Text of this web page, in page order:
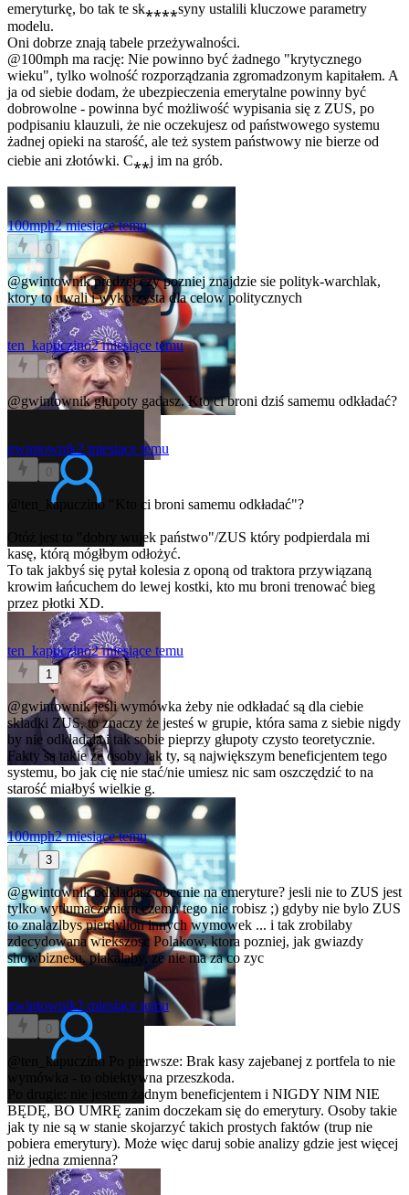
emeryturkę, bo tak te sk⁎⁎⁎⁎syny ustalili kluczowe parametry
modelu.
Oni dobrze znają tabele przeżywalności.
@100mph ma rację: Nie powinno być żadnego "krytycznego
wieku", tylko wolność rozporządzania zgromadzonym kapitałem. A
ja od siebie dodam, że ubezpieczenia emerytalne powinny być
dobrowolne - powinna być możliwość wypisania się z ZUS, po
podpisaniu klauzuli, że nie oczekujesz od państwowego systemu
żadnej opieki na starość, ale też system państwowy nie bierze od
ciebie ani złotówki. C⁎⁎j im na grób.
100mph2 miesiące temu
0
@gwintownikpredzej czy pozniej znajdzie sie polityk-warchlak,
ktory to uwali i wykorzysta dla celow politycznych
ten_kapuczino2 miesiące temu
0
@gwintownikgłupoty gadasz. Kto ci broni dziś samemu odkładać?
gwintownik2 miesiące temu
0
@ten_kapuczino "Kto ci broni samemu odkładać"?
Otóż jest to "dobry wujek państwo"/ZUS który podpierdala mi
kasę, którą mógłbym odłożyć.
To tak jakbyś się pytał kolesia z oponą od traktora przywiązaną
krowim łańcuchem do lewej kostki, kto mu broni trenować bieg
przez płotki XD.
ten_kapuczino2 miesiące temu
1
@gwintownikjeśli wymówka żeby nie odkładać są dla ciebie
skladki ZUS, to znaczy że jesteś w grupie, która sama z siebie nigdy
by nie odkładała i tak sobie pieprzy głupoty czysto teoretycznie.
Fakty są takie że osoby jak ty, są największym beneficjentem tego
systemu, bo jak cię nie stać/nie umiesz nic sam oszczędzić to na
starość miałbyś wielkie g.
100mph2 miesiące temu
3
@gwintownikodkladasz obecnie na emeryture? jesli nie to ZUS jest
tylko wytlumaczeniem czemu tego nie robisz ;) gdyby nie bylo ZUS
to znalazlbys pierdylion innych wymowek ... i tak zrobilaby
zdecydowana wiekszosc Polakow, ktora pozniej, jak gwiazdy
showbiznesu, plakalaby, ze nie ma za co zyc
gwintownik2 miesiące temu
0
@ten_kapuczino
Po pierwsze: Brak kasy zajebanej z portfela to nie
wymówka - to obiektywna przeszkoda.
Po drugie: nie jestem żadnym beneficjentem i NIGDY NIM NIE
BĘDĘ, BO UMRĘ zanim doczekam się do emerytury. Osoby takie
jak ty nie są w stanie skojarzyć takich prostych faktów (trup nie
pobiera emerytury). Może więc daruj sobie analizy gdzie jest więcej
niż jedna zmienna?